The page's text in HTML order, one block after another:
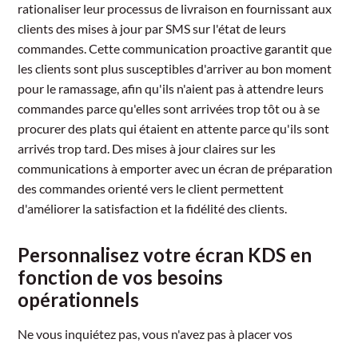
rationaliser leur processus de livraison en fournissant aux
clients des mises à jour par SMS sur l'état de leurs
commandes. Cette communication proactive garantit que
les clients sont plus susceptibles d'arriver au bon moment
pour le ramassage, afin qu'ils n'aient pas à attendre leurs
commandes parce qu'elles sont arrivées trop tôt ou à se
procurer des plats qui étaient en attente parce qu'ils sont
arrivés trop tard. Des mises à jour claires sur les
communications à emporter avec un écran de préparation
des commandes orienté vers le client permettent
d'améliorer la satisfaction et la fidélité des clients.
Personnalisez votre écran KDS en
fonction de vos besoins
opérationnels
Ne vous inquiétez pas, vous n'avez pas à placer vos